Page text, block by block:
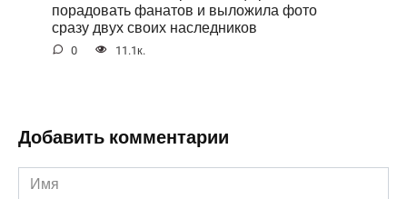
порадовать фанатов и выложила фото
сразу двух своих наследников
0 11.1к.
Добавить комментарии
Имя